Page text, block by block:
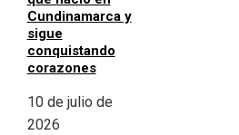
Cundinamarca y
sigue
conquistando
corazones
10 de julio de
2026